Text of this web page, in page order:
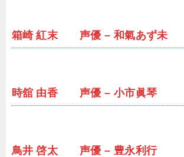
箱崎 紅末 声優 – 和氣あず未
時舘 由香 声優 – 小市眞琴
鳥井 啓太 声優 – 豊永利行